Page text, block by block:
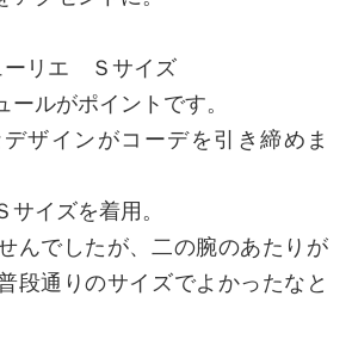
ーリエ Ｓサイズ
ールがポイントです。
ザインがコーデを引き締めま
イズを着用。
んでしたが、二の腕のあたりが
段通りのサイズでよかったなと